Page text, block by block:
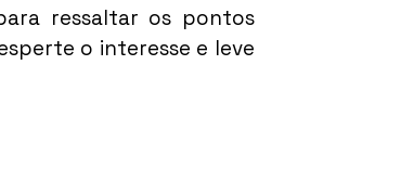
ressaltar os pontos
o interesse e leve